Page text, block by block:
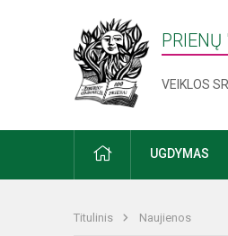
VEIKLOS
PRADŽIAUGDYMAS
Titulinis Naujienos